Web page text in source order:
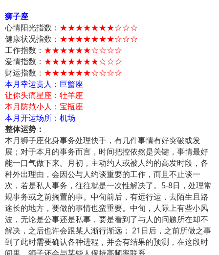
狮子座
心情阳光指数： ★★★★★★★☆☆☆
健康状况指数： ★★★★★★★☆☆☆
工作指数： ★★★★★★☆☆☆☆
爱情指数： ★★★★★★★☆☆☆
财运指数： ★★★★★★☆☆☆☆
本月幸运贵人：巨蟹座
让你头痛星座：牡羊座
本月防范小人：宝瓶座
本月开运场所：机场
整体运势：
本月狮子座化身事务处理快手，有几件事情有好突破或发
展；对于本月的事务而言，时间把控依然是关键，事情最好
能一口气做下来。月初，主动约人或被人约的高发时段，各
种外出理由，会因公与人约谈重要的工作，而且不止谈一
次，若是私人事务，往往就是一次性解决了。5-8日，处理常
规事务或之前搁置的事。中旬前后，有远行运，去陌生且路
途长的地方，要做的事情也蛮重要。中旬，人际上有些小风
波，无论是公事还是私事，要是看到了与人的问题所在却不
解决，之后也许会跟某人渐行渐远； 21日后，之前所做之事
到了此时需要确认各种进程，并会有结果的预测，在这段时